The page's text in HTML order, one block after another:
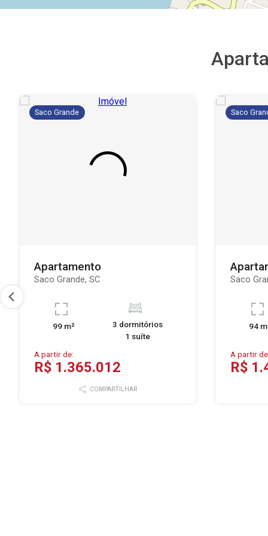
Saco Grande
Apartamento
Saco Grande, SC
99 m²
3 dormitórios
1 suíte
A partir de:
R$ 1.365.012
COMPARTILHAR
Saco
Saco
94
A partir
R$